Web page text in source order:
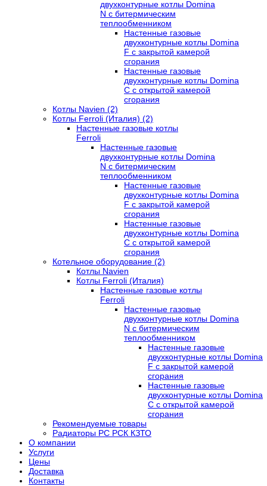
двухконтурные котлы Domina
N с битермическим
теплообменником
Настенные газовые
двухконтурные котлы Domina
F с закрытой камерой
сгорания
Настенные газовые
двухконтурные котлы Domina
C с открытой камерой
сгорания
Котлы Navien (2)
Котлы Ferroli (Италия) (2)
Настенные газовые котлы
Ferroli
Настенные газовые
двухконтурные котлы Domina
N с битермическим
теплообменником
Настенные газовые
двухконтурные котлы Domina
F с закрытой камерой
сгорания
Настенные газовые
двухконтурные котлы Domina
C с открытой камерой
сгорания
Котельное оборудование (2)
Котлы Navien
Котлы Ferroli (Италия)
Настенные газовые котлы
Ferroli
Настенные газовые
двухконтурные котлы Domina
N с битермическим
теплообменником
Настенные газовые
двухконтурные котлы Domina
F с закрытой камерой
сгорания
Настенные газовые
двухконтурные котлы Domina
C с открытой камерой
сгорания
Рекомендуемые товары
Радиаторы РС РСК КЗТО
О компании
Услуги
Цены
Доставка
Контакты